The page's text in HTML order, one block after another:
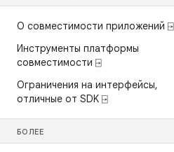
О совместимости приложений ⍈
Инструменты платформы
совместимости ⍈
Ограничения на интерфейсы,
отличные от SDK ⍈
БОЛЕЕ